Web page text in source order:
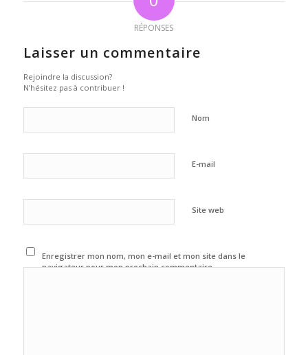
RÉPONSES
Laisser un commentaire
Rejoindre la discussion?
N’hésitez pas à contribuer !
Nom
E-mail
Site web
Enregistrer mon nom, mon e-mail et mon site dans le
navigateur pour mon prochain commentaire.